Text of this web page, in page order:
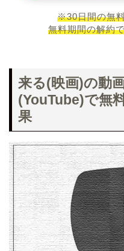
※30日間の無
無料期間の解約
来る(映画)の動
(YouTube)で無
果